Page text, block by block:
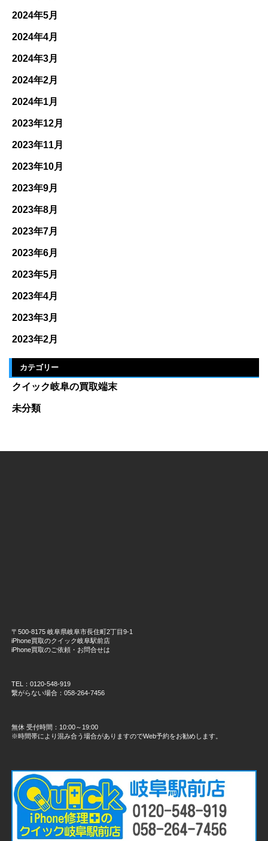
2024年5月
2024年4月
2024年3月
2024年2月
2024年1月
2023年12月
2023年11月
2023年10月
2023年9月
2023年8月
2023年7月
2023年6月
2023年5月
2023年4月
2023年3月
2023年2月
カテゴリー
クイック岐阜の買取端末
未分類
〒500-8175 岐阜県岐阜市長住町2丁目9-1
iPhone買取のクイック岐阜駅前店
iPhone買取のご依頼・お問合せは
TEL：0120-548-919
繋がらない場合：058-264-7456
無休 受付時間：10:00～19:00
※時間帯により混み合う場合がありますのでWeb予約をお勧めします。